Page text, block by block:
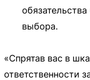
выбора.
«Спрятав вас в
ответственности